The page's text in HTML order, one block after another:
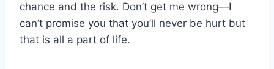
chance and the risk. Don’t get me wrong—I
can’t promise you that you’ll never be hurt but
that is all a part of life.